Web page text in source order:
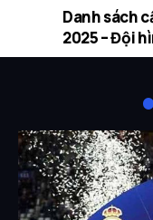
Danh sách
2025 – Đội